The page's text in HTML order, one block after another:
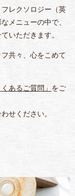
レクソロジー（英
メニューの中で、
いただきます。
共々、心をこめて
くあるご質問」 をご
せください。